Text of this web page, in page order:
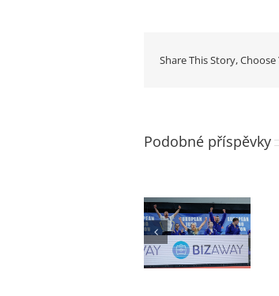
Share This Story,
Podobné příspěvky
Mistrovství
Evropy
dorostenců